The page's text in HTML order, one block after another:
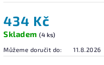
434 Kč
Skladem (4 ks)
Můžeme doručit do:
11.8.2026